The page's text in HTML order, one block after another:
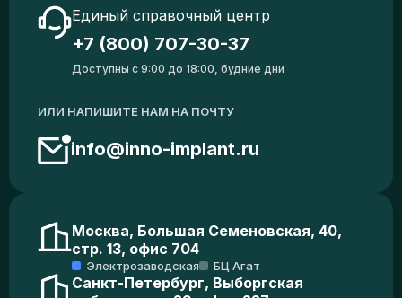
Единый справочный центр
+7 (800) 707-30-37
Доступны с 9:00 до 18:00, будние дни
ИЛИ НАПИШИТЕ НАМ НА ПОЧТУ
info@inno-implant.ru
Москва, Большая Семеновская, 40,
стр. 13, офис 704
Электрозаводская БЦ Агат
Санкт-Петербург, Выборгская